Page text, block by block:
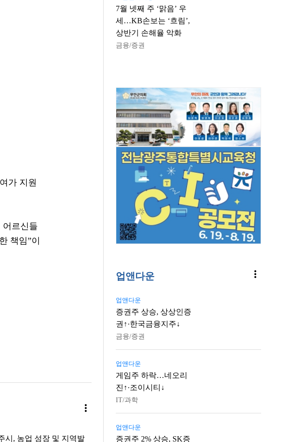
가 지원
어르신들
책임”이
more_vert
시, 농업 성장 및 지역발
7월 넷째 주 ‘맑음’ 우
세…KB손보는 ‘흐림’,
상반기 손해율 악화
금융/증권
업앤다운 more_vert
업앤다운
증권주 상승, 상상인증
권↑·한국금융지주↓
금융/증권
업앤다운
게임주 하락…네오리
진↑·조이시티↓
IT/과학
업앤다운
증권주 2% 상승, SK증